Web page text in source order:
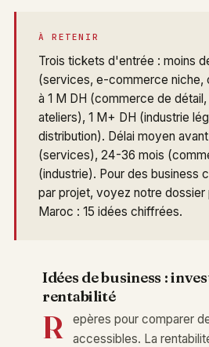
À RETENIR
Trois tickets d'entrée : moins
(services, e-commerce niche,
à 1 M DH (commerce de
ateliers), 1 M+ DH (industrie
distribution). Délai moyen
(services), 24-36 mois
(industrie). Pour des business
par projet, voyez notre dossier
Maroc : 15 idées chiffrées.
Idées de business :
rentabilité
R
epères pour comparer
accessibles. La